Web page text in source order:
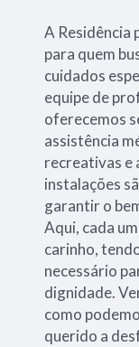
A Residência
para quem
cuidados
equipe de
oferecemos
assistência
recreativas e
instalações
garantir o
Aqui, cada
carinho,
necessário
dignidade.
como
querido a